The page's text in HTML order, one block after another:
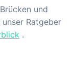
und
Ratgeber
.